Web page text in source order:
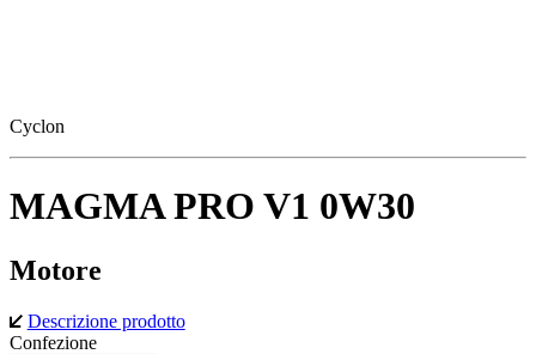
Cyclon
MAGMA PRO V1 0W30
Motore
Descrizione prodotto
Confezione